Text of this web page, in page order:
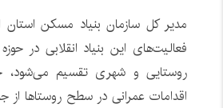
مدیر کل سازمان بنیاد مسکن استان
فعالیت‌های این بنیاد انقلابی در حوزه
روستایی و شهری تقسیم می‌شود،
اقدامات عمرانی در سطح روستاها